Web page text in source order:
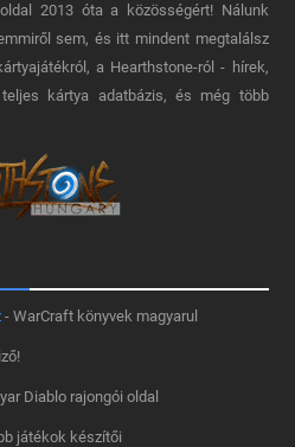
2013 óta a közösségért! Nálunk
sem, és itt mindent megtalálsz
a Hearthstone-ról - hírek,
kártya adatbázis, és még több
- WarCraft könyvek magyarul
Diablo rajongói oldal
játékok készítői